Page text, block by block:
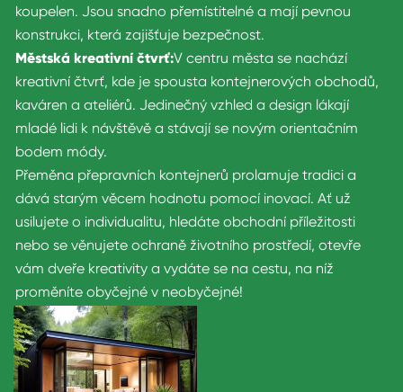
koupelen. Jsou snadno přemístitelné a mají pevnou
konstrukci, která zajišťuje bezpečnost.
Městská kreativní čtvrť:V centru města se nachází
kreativní čtvrť, kde je spousta kontejnerových obchodů,
kaváren a ateliérů. Jedinečný vzhled a design lákají
mladé lidi k návštěvě a stávají se novým orientačním
bodem módy.
Přeměna přepravních kontejnerů prolamuje tradici a
dává starým věcem hodnotu pomocí inovací. Ať už
usilujete o individualitu, hledáte obchodní příležitosti
nebo se věnujete ochraně životního prostředí, otevře
vám dveře kreativity a vydáte se na cestu, na níž
proměníte obyčejné v neobyčejné!